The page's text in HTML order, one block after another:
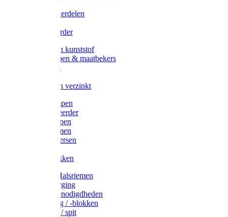
Koelift onderdelen
Uieronthaarder
Voerbakken kunststof
Voerscheppen & maatbekers
Voerbakken verzinkt
Warmtelampen
Staartcoupeerder
Biggenkappen
Neuskrammen
Varken diversen
Varkensbakken
Halsters / Halsriemen
Hoefverzorging
Lammer benodigdheden
Ramdektuig / -blokken
Vastzetpen / spit